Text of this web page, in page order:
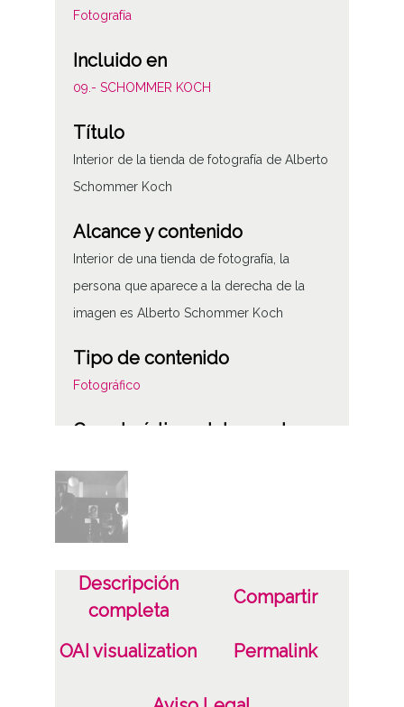
Fotografía
Incluido en
09.- SCHOMMER KOCH
Título
Interior de la tienda de fotografía de Alberto
Schommer Koch
Alcance y contenido
Interior de una tienda de fotografía, la
persona que aparece a la derecha de la
imagen es Alberto Schommer Koch
Tipo de contenido
Fotográfico
Características del soporte
Fecha
19570101
1957, enero, 1 a 1957, diciembre, 31 -
supuesta
Notas
Descripción
completa
Compartir
OAI visualization Permalink